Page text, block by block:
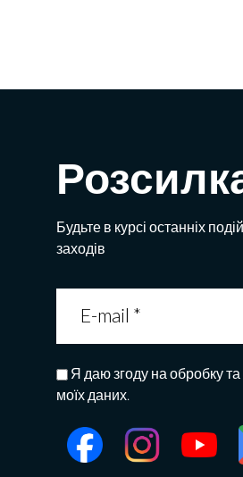
Будьте в курсі останніх
заходів
Я даю згоду на обробку та
моїх даних.